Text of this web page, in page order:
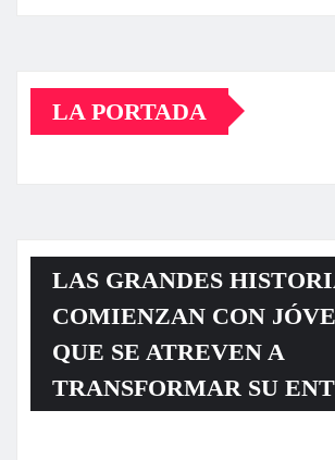
LA PORTADA
LAS GRANDES
COMIENZAN CON
QUE SE ATREVEN A
TRANSFORMAR SU